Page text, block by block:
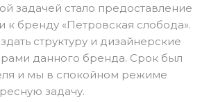
задачей стало предоставление
к бренду «Петровская слобода».
структуру и дизайнерские
данного бренда. Срок был
и мы в спокойном режиме
задачу.